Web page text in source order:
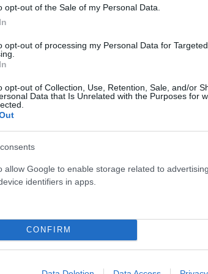
opt-out of the Sale of my Personal Data.
opt-out of processing my Personal Data for Targeted
opt-out of Collection, Use, Retention, Sale, and/or
Data that Is Unrelated with the Purposes for
allow Google to enable storage related to
identifiers in apps.
CONFIRM
μάρτυρας φέρεται να
μάλιστα μιλούσε ελληνικά με τον
του Στέφανου Τσιτσιπά συνήθιζε
απαγορευθεί η είσοδος στο